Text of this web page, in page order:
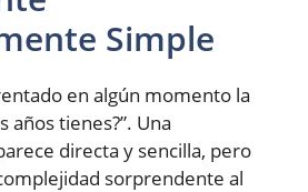
Simple
en algún momento la
años tienes?”. Una
directa y sencilla, pero
sorprendente al